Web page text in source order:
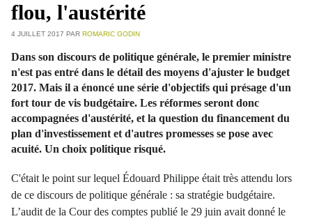
flou, l'austérité
4 JUILLET 2017 PAR ROMARIC GODIN
Dans son discours de politique générale, le premier ministre
n'est pas entré dans le détail des moyens d'ajuster le budget
2017. Mais il a énoncé une série d'objectifs qui présage d'un
fort tour de vis budgétaire. Les réformes seront donc
accompagnées d'austérité, et la question du financement du
plan d'investissement et d'autres promesses se pose avec
acuité. Un choix politique risqué.
C'était le point sur lequel Édouard Philippe était très attendu lors
de ce discours de politique générale : sa stratégie budgétaire.
L’audit de la Cour des comptes publié le 29 juin avait donné le